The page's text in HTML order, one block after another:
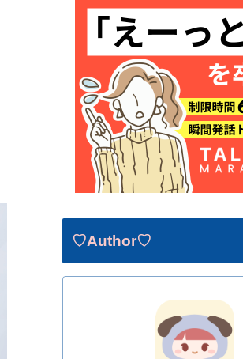
♡Author♡